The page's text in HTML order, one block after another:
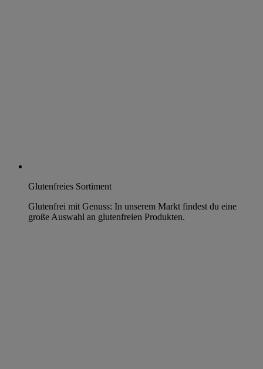
Glutenfreies Sortiment
Glutenfrei mit Genuss: In unserem Markt findest du eine
große Auswahl an glutenfreien Produkten.